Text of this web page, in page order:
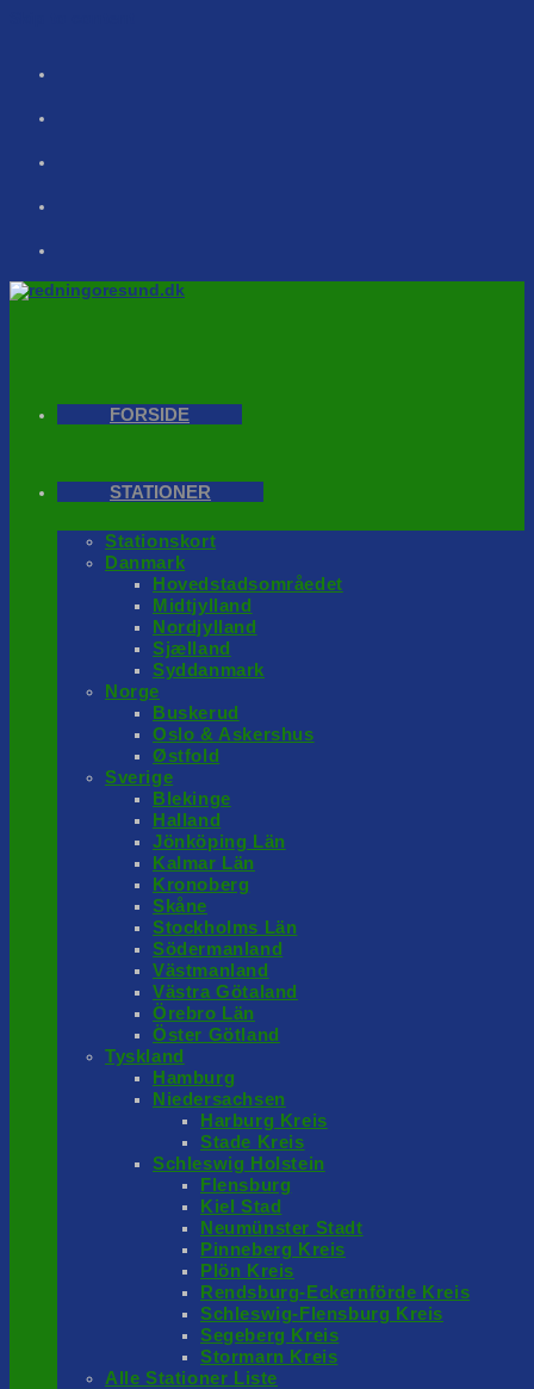
FORSIDE
STATIONER
Stationskort
Danmark
Hovedstadsområedet
Midtjylland
Nordjylland
Sjælland
Syddanmark
Norge
Buskerud
Oslo & Askershus
Østfold
Sverige
Blekinge
Halland
Jönköping Län
Kalmar Län
Kronoberg
Skåne
Stockholms Län
Södermanland
Västmanland
Västra Götaland
Örebro Län
Öster Götland
Tyskland
Hamburg
Niedersachsen
Harburg Kreis
Stade Kreis
Schleswig Holstein
Flensburg
Kiel Stad
Neumünster Stadt
Pinneberg Kreis
Plön Kreis
Rendsburg-Eckernförde Kreis
Schleswig-Flensburg Kreis
Segeberg Kreis
Stormarn Kreis
Alle Stationer Liste